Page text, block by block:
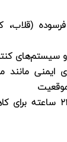
(قلاب،
سیستم‌های
مانند
پشتیبانی فنی ۲۴